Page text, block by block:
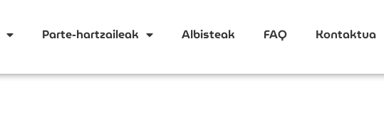
Parte-hartzaileak Albisteak FAQ Kontaktua